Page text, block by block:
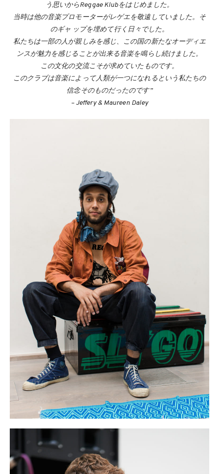
う思いからReggae Klubをはじめました。
当時は他の音楽プロモーターがレゲエを敬遠していました。そ
のギャ ップを埋めて行く日々でした。
私たちは一部の人が親しみを感じ、この国の新たなオーディエ
ンスが魅力を感じることが出来る音楽を鳴らし続けました。
この文化の交流こそが求めていたものです。
このクラブは音楽によって人類が一つになれるという私たちの
信念そのものだったのです”
– Jeffery & Maureen Daley